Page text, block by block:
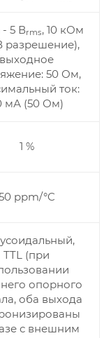
5 Вrms, 10 кОм
разрешение),
выходное
50 Ом,
ток:
мА (50 Ом)
1 %
ppm/°C
TTL (при
опорного
оба выхода
с внешним